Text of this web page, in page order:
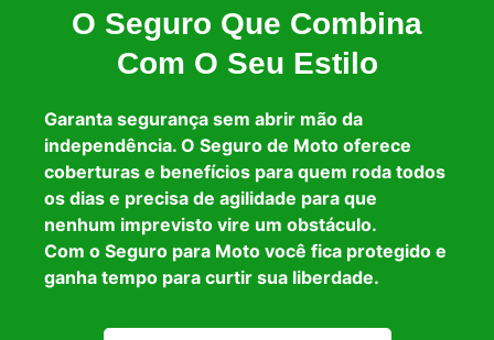
O Seguro Que Combina
Com O Seu Estilo
Garanta segurança sem abrir mão da
independência. O Seguro de Moto oferece
coberturas e benefícios para quem roda todos
os dias e precisa de agilidade para que
nenhum imprevisto vire um obstáculo.
Com o Seguro para Moto você fica protegido e
ganha tempo para curtir sua liberdade.